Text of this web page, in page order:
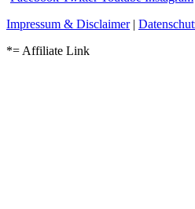
Impressum & Disclaimer|
*= Affiliate Link